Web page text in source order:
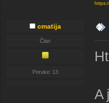
cmatija
Član
Poruke: 13
A